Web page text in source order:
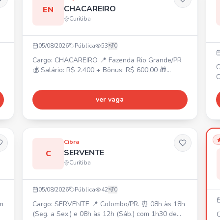
EN CHACAREIRO
Curitiba
05/08/2026 Pública 53 0
Cargo: CHACAREIRO 📍 Fazenda Rio Grande/PR
💰 Salário: R$ 2.400 + Bônus: R$ 600,00 🎁
conservação da chácara, corte de grama, jardim,
horta, pomar, limpeza e pequenos reparos.
Requisitos: Experiência como chacareiro/caseiro,
conhecimento em manutenção geral, jardinagem,
Responsável e comprometido.
ver vaga
C
Cibra
SERVENTE
Curitiba
05/08/2026 Pública 42 0
Cargo: SERVENTE 📍 Colombo/PR. ⏰ 08h às 18h
(Seg. a Sex.) e 08h às 12h (Sáb.) com 1h30 de